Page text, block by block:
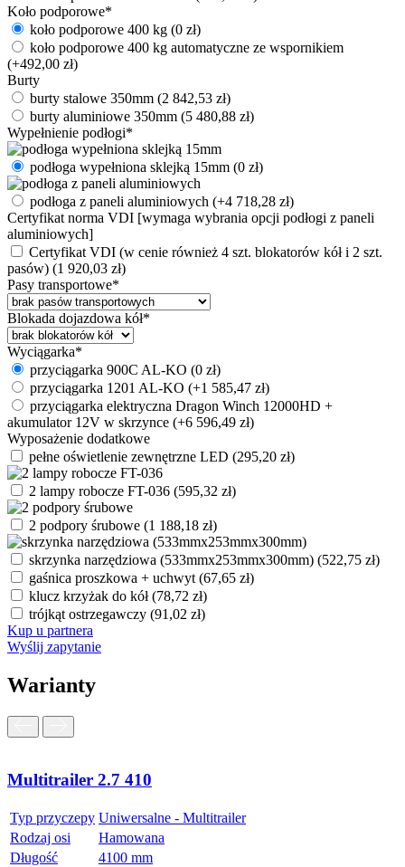
Koło podporowe*
koło podporowe 400 kg (0 zł)
koło podporowe 400 kg automatyczne ze wspornikiem
(+492,00 zł)
Burty
burty stalowe 350mm (2 842,53 zł)
burty aluminiowe 350mm (5 480,88 zł)
Wypełnienie podłogi*
podłoga wypełniona sklejką 15mm (0 zł)
podłoga z paneli aluminiowych (+4 718,28 zł)
Certyfikat norma VDI [wymaga wybrania opcji podłogi z paneli
aluminiowych]
Certyfikat VDI (w cenie również 4 szt. blokatorów kół i 2 szt.
pasów) (1 920,03 zł)
Pasy transportowe*
Blokada dojazdowa kół*
Wyciągarka*
przyciągarka 900C AL-KO (0 zł)
przyciągarka 1201 AL-KO (+1 585,47 zł)
przyciągarka elektryczna Dragon Winch 12000HD +
akumulator 12V w skrzynce (+6 596,49 zł)
Wyposażenie dodatkowe
pełne oświetlenie zewnętrzne LED (295,20 zł)
2 lampy robocze FT-036 (595,32 zł)
2 podpory śrubowe (1 188,18 zł)
skrzynka narzędziowa (533mmx253mmx300mm) (522,75 zł)
gaśnica proszkowa + uchwyt (67,65 zł)
klucz krzyżak do kół(78,72 zł)
trójkąt ostrzegawczy (91,02 zł)
Kup u partnera
Wyślij zapytanie
Warianty
Multitrailer 2.7 410
Typ przyczepy Uniwersalne - Multitrailer
Rodzaj osi
Hamowana
Długość
4100 mm